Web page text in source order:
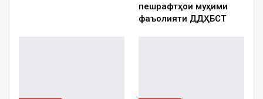
пешрафтҳои муҳими
фаъолияти ДДҲБСТ